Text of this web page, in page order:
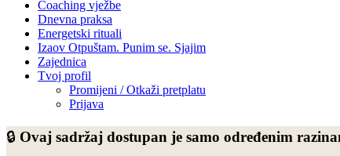
Coaching vježbe
Dnevna praksa
Energetski rituali
Izaov Otpuštam. Punim se. Sjajim
Zajednica
Tvoj profil
Promijeni / Otkaži pretplatu
Prijava
🔒 Ovaj sadržaj dostupan je samo određenim